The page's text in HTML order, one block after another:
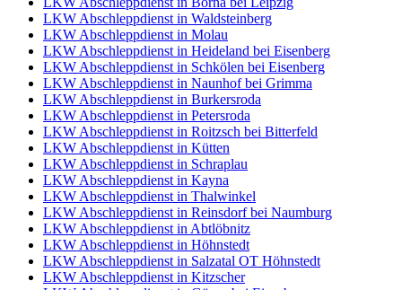
LKW Abschleppdienst in Waldsteinberg
LKW Abschleppdienst in Molau
LKW Abschleppdienst in Heideland bei Eisenberg
LKW Abschleppdienst in Schkölen bei Eisenberg
LKW Abschleppdienst in Naunhof bei Grimma
LKW Abschleppdienst in Burkersroda
LKW Abschleppdienst in Petersroda
LKW Abschleppdienst in Roitzsch bei Bitterfeld
LKW Abschleppdienst in Kütten
LKW Abschleppdienst in Schraplau
LKW Abschleppdienst in Kayna
LKW Abschleppdienst in Thalwinkel
LKW Abschleppdienst in Reinsdorf bei Naumburg
LKW Abschleppdienst in Abtlöbnitz
LKW Abschleppdienst in Höhnstedt
LKW Abschleppdienst in Salzatal OT Höhnstedt
LKW Abschleppdienst in Kitzscher